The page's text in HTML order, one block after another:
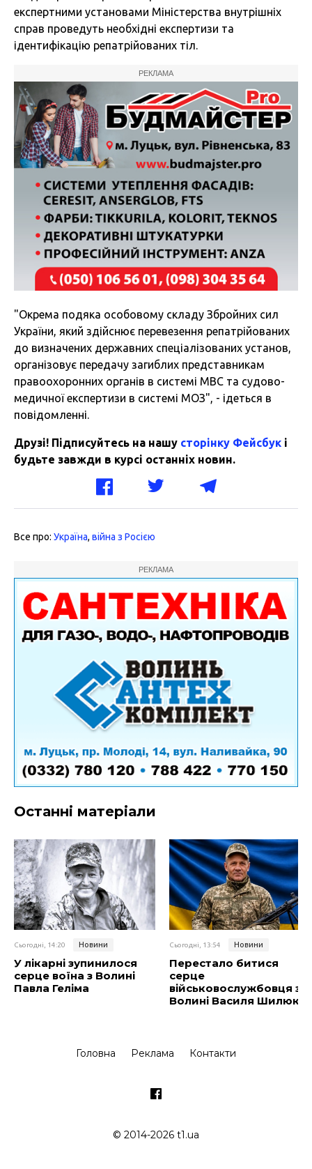
експертними установами Міністерства внутрішніх
справ проведуть необхідні експертизи та
ідентифікацію репатрійованих тіл.
РЕКЛАМА
"Окрема подяка особовому складу Збройних сил
України, який здійснює перевезення репатрійованих
до визначених державних спеціалізованих установ,
організовує передачу загиблих представникам
правоохоронних органів в системі МВС та судово-
медичної експертизи в системі МОЗ", - ідеться в
повідомленні.
Друзі! Підписуйтесь на нашу сторінку Фейсбук і
будьте завжди в курсі останніх новин.
Все про: Україна, війна з Росією
РЕКЛАМА
Останні матеріали
Сьогодні, 14:20 Новини
У лікарні зупинилося
серце воїна з Волині
Павла Геліма
Сьогодні, 13:54 Новини
Перестало битися
серце
військовослужбовця з
Волині Василя Шилюка
Головна Реклама Контакти
© 2014-2026 t1.ua